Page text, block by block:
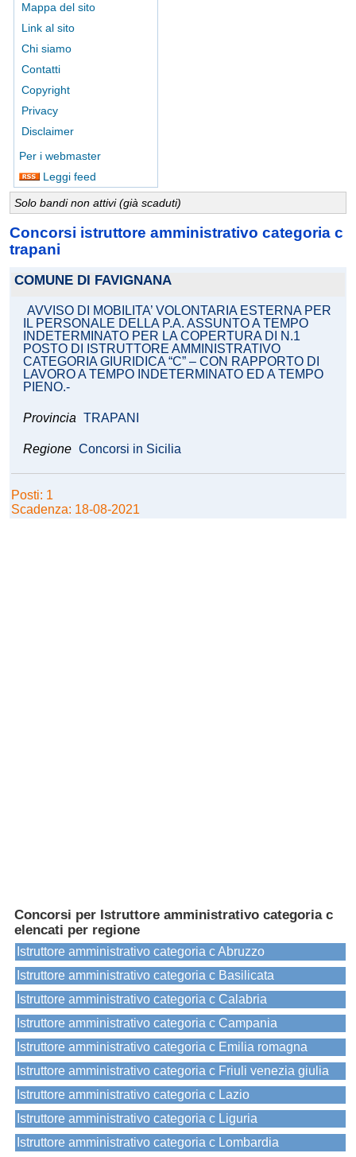
Mappa del sito
Link al sito
Chi siamo
Contatti
Copyright
Privacy
Disclaimer
Per i webmaster
Leggi feed
Solo bandi non attivi (già scaduti)
Concorsi istruttore amministrativo categoria c
trapani
COMUNE DI FAVIGNANA
AVVISO DI MOBILITA’ VOLONTARIA ESTERNA PER
IL PERSONALE DELLA P.A. ASSUNTO A TEMPO
INDETERMINATO PER LA COPERTURA DI N.1
POSTO DI ISTRUTTORE AMMINISTRATIVO
CATEGORIA GIURIDICA “C” – CON RAPPORTO DI
LAVORO A TEMPO INDETERMINATO ED A TEMPO
PIENO.-
Provincia TRAPANI
Regione Concorsi in Sicilia
Posti: 1
Scadenza: 18-08-2021
Concorsi per Istruttore amministrativo categoria c
elencati per regione
Istruttore amministrativo categoria c Abruzzo
Istruttore amministrativo categoria c Basilicata
Istruttore amministrativo categoria c Calabria
Istruttore amministrativo categoria c Campania
Istruttore amministrativo categoria c Emilia romagna
Istruttore amministrativo categoria c Friuli venezia giulia
Istruttore amministrativo categoria c Lazio
Istruttore amministrativo categoria c Liguria
Istruttore amministrativo categoria c Lombardia